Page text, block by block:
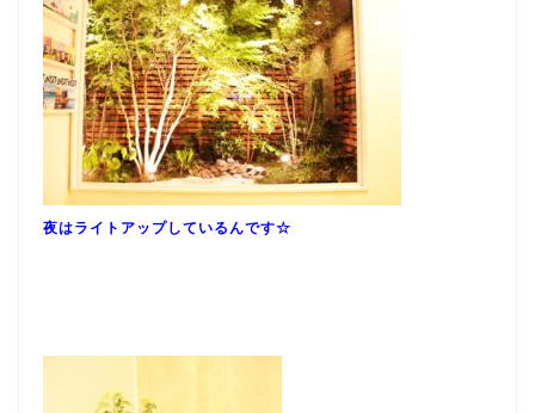
夜はライトアップしているんです☆